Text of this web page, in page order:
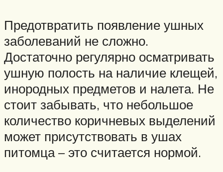
Предотвратить появление ушных
заболеваний не сложно.
Достаточно регулярно осматривать
ушную полость на наличие клещей,
инородных предметов и налета. Не
стоит забывать, что небольшое
количество коричневых выделений
может присутствовать в ушах
питомца – это считается нормой.